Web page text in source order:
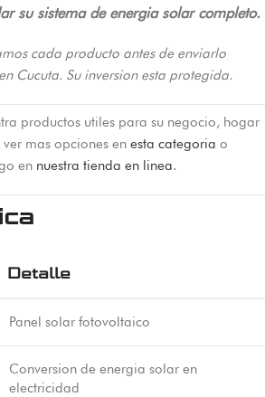
su sistema de energia solar completo.
cada producto antes de enviarlo
Cucuta. Su inversion esta protegida.
productos utiles para su negocio, hogar
mas opciones en esta categoria o
en nuestra tienda en linea.
Detalle
Panel solar fotovoltaico
Conversion de energia solar en
electricidad